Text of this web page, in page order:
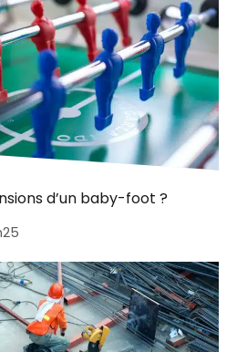
d’un baby-foot ?